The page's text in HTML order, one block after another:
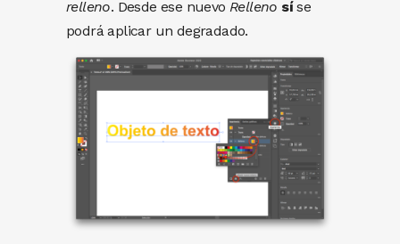
relleno. Desde ese nuevoRelleno síse
podrá aplicar un degradado.